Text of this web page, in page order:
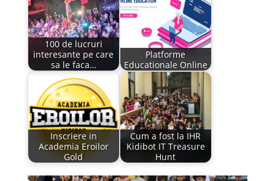
100 de lucruri
interesante pe care
sa le faca…
Platforme
Educationale Online
Inscriere in
Academia Eroilor
Gold
Cum a fost la IHR
Kidibot IT Treasure
Hunt